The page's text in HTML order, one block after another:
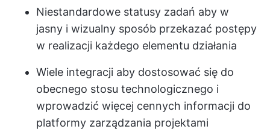
Niestandardowe statusy zadań aby w
jasny i wizualny sposób przekazać postępy
w realizacji każdego elementu działania
Wiele integracji aby dostosować się do
obecnego stosu technologicznego i
wprowadzić więcej cennych informacji do
platformy zarządzania projektami